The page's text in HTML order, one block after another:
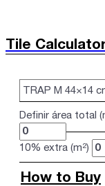
Tile
Definir área total
10% extra (m²)
How to Buy